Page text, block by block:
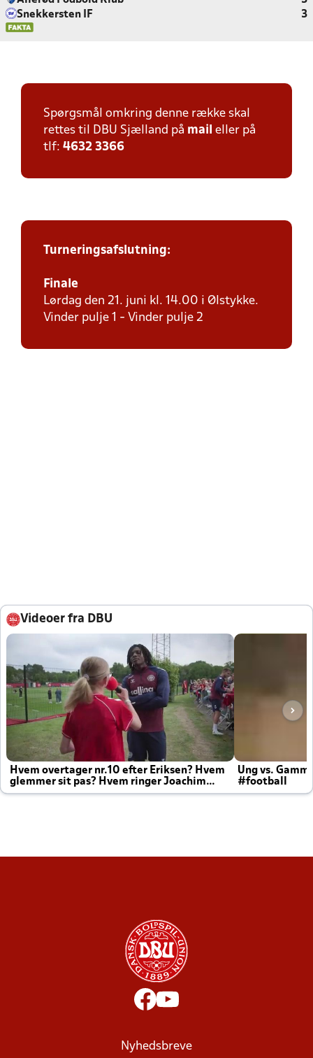
Snekkersten IF
3
Spørgsmål omkring denne række skal
rettes til DBU Sjælland på mail eller på
tlf: 4632 3366
Turneringsafslutning:
Finale
Lørdag den 21. juni kl. 14.00 i Ølstykke.
Vinder pulje 1 - Vinder pulje 2
Videoer fra DBU
Hvem overtager nr.10 efter Eriksen? Hvem
glemmer sit pas? Hvem ringer Joachim
altid til efter kampe?
Ung vs.
#football
Nyhedsbreve